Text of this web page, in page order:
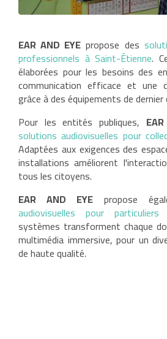
EAR AND EYE propose des
professionnels à Saint-Étienne.
élaborées pour les besoins des
communication efficace et une
grâce à des équipements de dernier
Pour les entités publiques,
solutions audiovisuelles pour
Adaptées aux exigences des
installations améliorent
tous les citoyens.
EAR AND EYE propose
audiovisuelles pour
systèmes transforment chaque
multimédia immersive, pour un
de haute qualité.